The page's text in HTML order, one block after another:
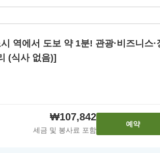
역에서 도보 약 1분! 관광·비즈니스·
(식사 없음)]
₩107,842
세금 및 봉사료 포함
예약